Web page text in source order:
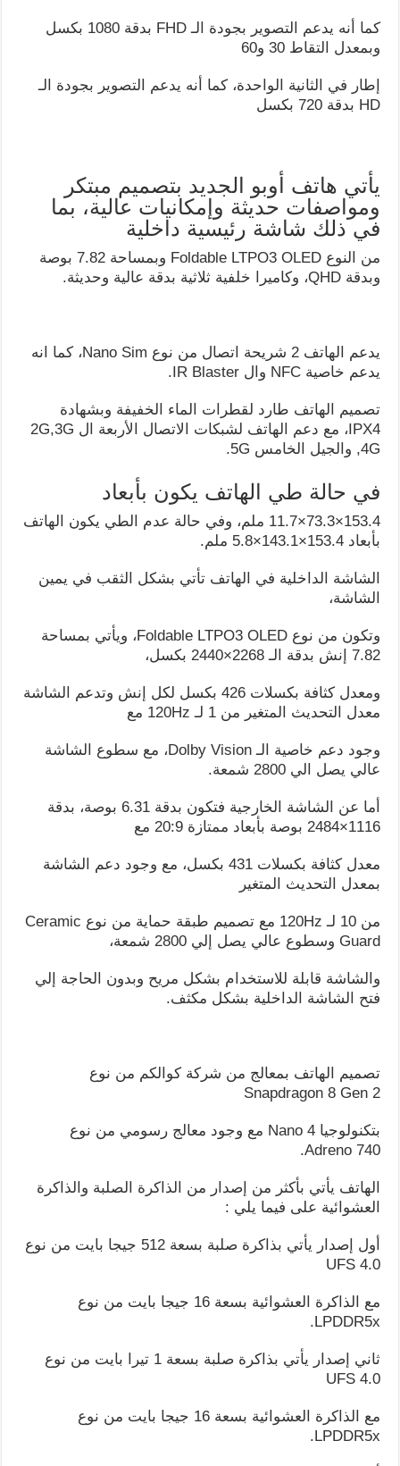
كما أنه يدعم التصوير بجودة الـ FHD بدقة 1080 بكسل
وبمعدل التقاط 30 و60
إطار في الثانية الواحدة، كما أنه يدعم التصوير بجودة الـ
HD بدقة 720 بكسل
يأتي هاتف أوبو الجديد بتصميم مبتكر
ومواصفات حديثة وإمكانيات عالية، بما
في ذلك شاشة رئيسية داخلية
من النوع Foldable LTPO3 OLED وبمساحة 7.82 بوصة
وبدقة QHD، وكاميرا خلفية ثلاثية بدقة عالية وحديثة.
يدعم الهاتف 2 شريحة اتصال من نوع Nano Sim، كما انه
يدعم خاصية NFC وال IR Blaster.
تصميم الهاتف طارد لقطرات الماء الخفيفة وبشهادة
IPX4، مع دعم الهاتف لشبكات الاتصال الأربعة ال 2G,3G
,4G والجيل الخامس 5G.
في حالة طي الهاتف يكون بأبعاد
153.4×73.3×11.7 ملم، وفي حالة عدم الطي يكون الهاتف
بأبعاد 153.4×143.1×5.8 ملم.
الشاشة الداخلية في الهاتف تأتي بشكل الثقب في يمين
الشاشة،
وتكون من نوع Foldable LTPO3 OLED، ويأتي بمساحة
7.82 إنش بدقة الـ 2268×2440 بكسل،
ومعدل كثافة بكسلات 426 بكسل لكل إنش وتدعم الشاشة
معدل التحديث المتغير من 1 لـ 120Hz مع
وجود دعم خاصية الـ Dolby Vision، مع سطوع الشاشة
عالي يصل الي 2800 شمعة.
أما عن الشاشة الخارجية فتكون بدقة 6.31 بوصة، بدقة
1116×2484 بوصة بأبعاد ممتازة 20:9 مع
معدل كثافة بكسلات 431 بكسل، مع وجود دعم الشاشة
بمعدل التحديث المتغير
من 10 لـ 120Hz مع تصميم طبقة حماية من نوع Ceramic
Guard وسطوع عالي يصل إلي 2800 شمعة،
والشاشة قابلة للاستخدام بشكل مريح وبدون الحاجة إلي
فتح الشاشة الداخلية بشكل مكثف.
تصميم الهاتف بمعالج من شركة كوالكم من نوع
Snapdragon 8 Gen 2
بتكنولوجيا 4 Nano مع وجود معالج رسومي من نوع
Adreno 740.
الهاتف يأتي بأكثر من إصدار من الذاكرة الصلبة والذاكرة
العشوائية على فيما يلي :
أول إصدار يأتي بذاكرة صلبة بسعة 512 جيجا بايت من نوع
UFS 4.0
مع الذاكرة العشوائية بسعة 16 جيجا بايت من نوع
LPDDR5x.
ثاني إصدار يأتي بذاكرة صلبة بسعة 1 تيرا بايت من نوع
UFS 4.0
مع الذاكرة العشوائية بسعة 16 جيجا بايت من نوع
LPDDR5x.